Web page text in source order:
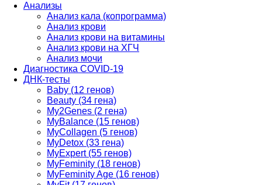
Анализы
Анализ кала (копрограмма)
Анализ крови
Анализ крови на витамины
Анализ крови на ХГЧ
Анализ мочи
Диагностика COVID-19
ДНК-тесты
Baby (12 генов)
Beauty (34 гена)
My2Genes (2 гена)
MyBalance (15 генов)
MyCollagen (5 генов)
MyDetox (33 гена)
MyExpert (55 генов)
MyFeminity (18 генов)
MyFeminity Age (16 генов)